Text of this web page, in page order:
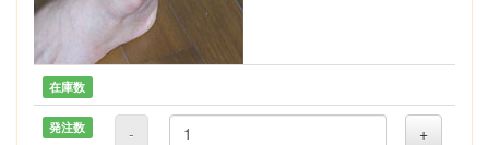
在庫数
発注数 - +